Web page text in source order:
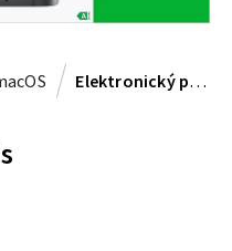
Elektronický podpis